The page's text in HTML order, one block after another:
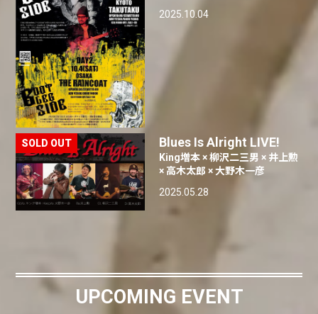
2025.10.04
Blues Is Alright LIVE!
King増本 × 柳沢二三男 × 井上勲
× 高木太郎 × 大野木一彦
2025.05.28
UPCOMING EVENT